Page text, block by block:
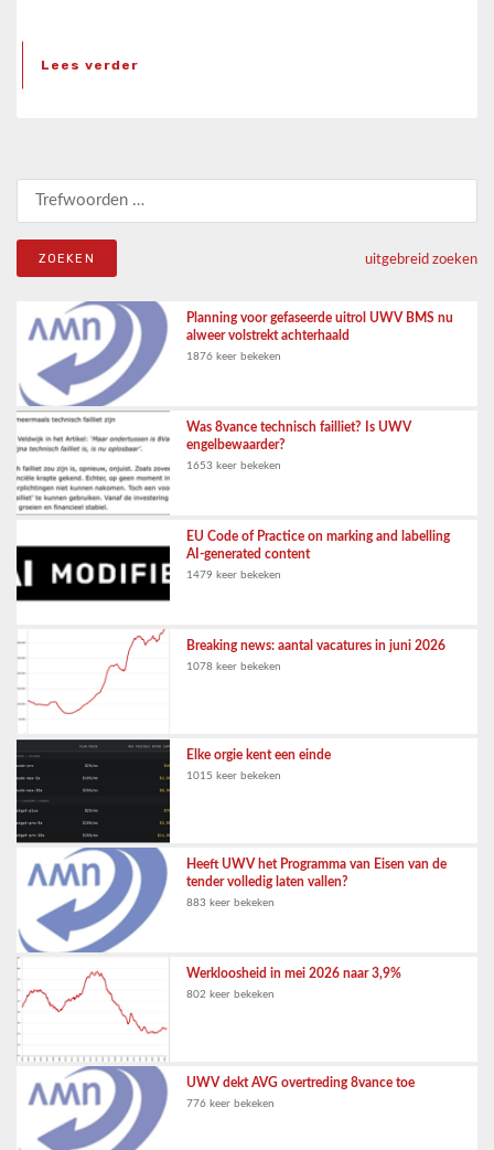
Lees verder
Zoeken naar:
uitgebreid zoeken
Planning voor gefaseerde uitrol UWV BMS nu
alweer volstrekt achterhaald
1876 keer bekeken
Was 8vance technisch failliet? Is UWV
engelbewaarder?
1653 keer bekeken
EU Code of Practice on marking and labelling
AI-generated content
1479 keer bekeken
Breaking news: aantal vacatures in juni 2026
1078 keer bekeken
Elke orgie kent een einde
1015 keer bekeken
Heeft UWV het Programma van Eisen van de
tender volledig laten vallen?
883 keer bekeken
Werkloosheid in mei 2026 naar 3,9%
802 keer bekeken
UWV dekt AVG overtreding 8vance toe
776 keer bekeken